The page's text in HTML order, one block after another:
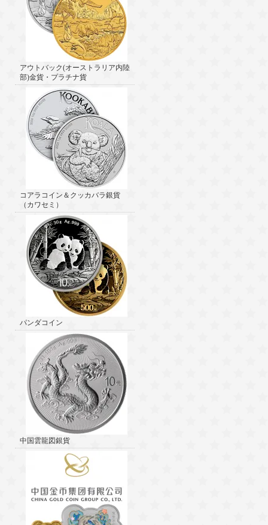
アウトバック(オーストラリア内陸
部)金貨・プラチナ貨
コアラコイン＆クッカバラ銀貨
（カワセミ）
パンダコイン
中国雲龍図銀貨